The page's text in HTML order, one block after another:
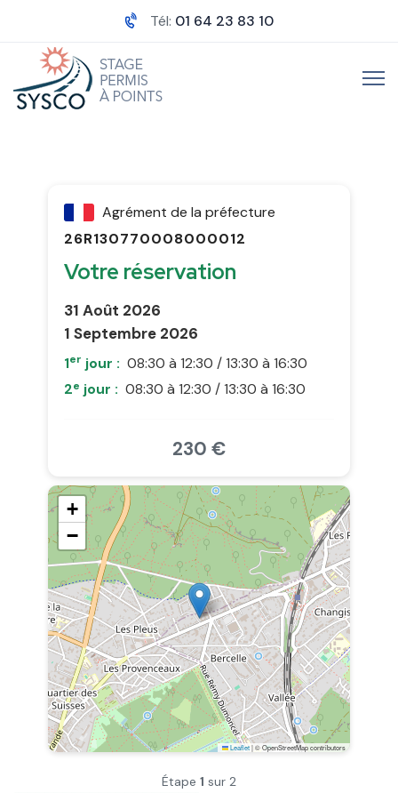
Tél: 01 64 23 83 10
Agrément de la préfecture
26R130770008000012
Votre réservation
31 Août 2026
1 Septembre 2026
1er jour : 08:30 à 12:30 / 13:30 à 16:30
2e jour : 08:30 à 12:30 / 13:30 à 16:30
230 €
+
−
Leaflet|© OpenStreetMap contributors
Étape 1 sur 2